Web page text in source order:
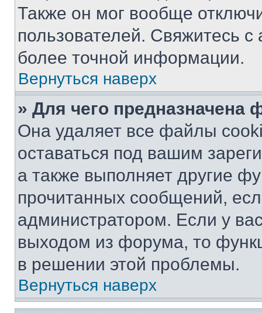
Также он мог вообще
пользователей. Свяжитесь
более точной информации.
Вернуться наверх
» Для чего предназначена
Она удаляет все файлы
оставаться под вашим
а также выполняет другие
прочитанных сообщений,
администратором. Если у
выходом из форума, то
в решении этой проблемы.
Вернуться наверх